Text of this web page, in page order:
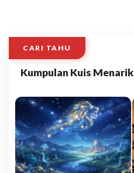
CARI TAHU
Kumpulan Kuis Menarik